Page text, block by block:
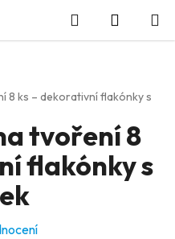
Hledat
KOŠÍK
8 ks – dekorativní flakónky s
tvoření 8
flakónky s